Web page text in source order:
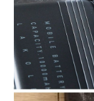
權轉讓予恩沛科技股份
２．關於個人資料處理
３．未成年的使用者請
「AFTEE先享後付」，
任。
４．使用「AFTEE先享
時審查核予不同之上限
請求用戶進行身份認證。
５．嚴禁一人註冊多個